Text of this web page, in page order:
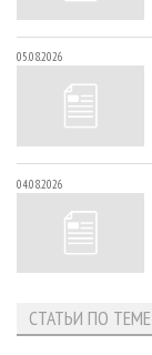
05.08.2026
04.08.2026
СТАТЬИ ПО ТЕМЕ